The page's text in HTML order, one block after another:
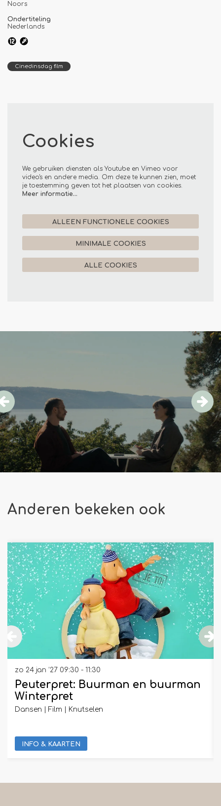
Noors
Ondertiteling
Nederlands
Cinedinsdag film
Cookies
We gebruiken diensten als Youtube en Vimeo voor
video's en andere media. Om deze te kunnen zien, moet
je toestemming geven tot het plaatsen van cookies.
Meer informatie…
ALLEEN FUNCTIONELE COOKIES
MINIMALE COOKIES
ALLE COOKIES
Anderen bekeken ook
Peuterpret: Buurman en buurman
Winterpret
Dansen | Film | Knutselen
zo 24 jan ’27 09:30 - 11:30
INFO & KAARTEN